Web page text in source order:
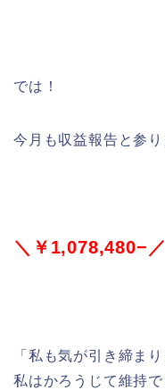
では！
今月も収益報告と参り
＼￥1,078,480−／
「私も気が引き締ま
私はかろうじて維持